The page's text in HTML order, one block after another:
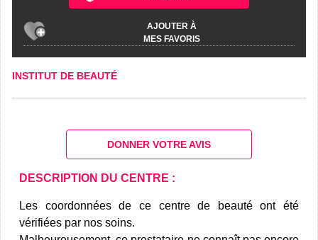
AJOUTER À
MES FAVORIS
INSTITUT DE BEAUTÉ
DONNER VOTRE AVIS
DESCRIPTION DU CENTRE :
Les coordonnées de ce centre de beauté ont été
vérifiées par nos soins.